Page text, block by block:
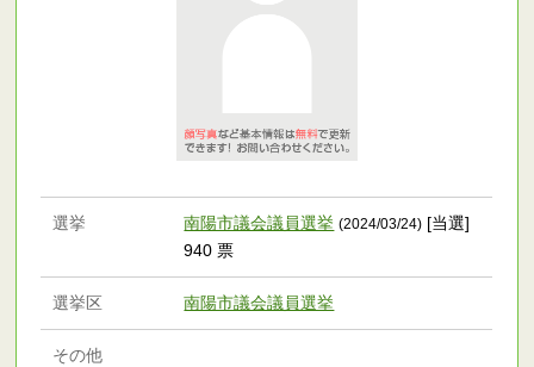
選挙 南陽市議会議員選挙 (2024/03/24) [当選]
940 票
選挙区 南陽市議会議員選挙
その他